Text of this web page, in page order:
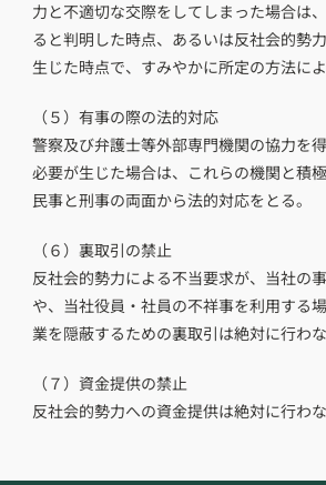
力と不適切な交際をしてしまった場合は
ると判明した時点、あるいは反社会的勢
生じた時点で、すみやかに所定の方法によ
（５） 有事の際の法的対応
警察及び弁護士等外部専門機関の協力を
必要が生じた場合は、これらの機関と積
民事と刑事の両面から法的対応をとる。
（６） 裏取引の禁止
反社会的勢力による不当要求が、当社の
や、当社役員・社員の不祥事を利用する
業を隠蔽するための裏取引は絶対に行わな
（７） 資金提供の禁止
反社会的勢力への資金提供は絶対に行わな